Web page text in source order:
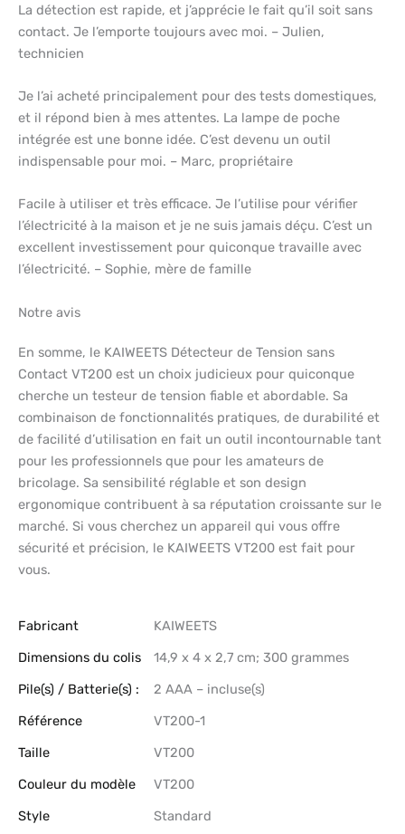
La détection est rapide, et j’apprécie le fait qu’il soit sans
contact. Je l’emporte toujours avec moi. – Julien,
technicien
Je l’ai acheté principalement pour des tests domestiques,
et il répond bien à mes attentes. La lampe de poche
intégrée est une bonne idée. C’est devenu un outil
indispensable pour moi. – Marc, propriétaire
Facile à utiliser et très efficace. Je l’utilise pour vérifier
l’électricité à la maison et je ne suis jamais déçu. C’est un
excellent investissement pour quiconque travaille avec
l’électricité. – Sophie, mère de famille
Notre avis
En somme, le KAIWEETS Détecteur de Tension sans
Contact VT200 est un choix judicieux pour quiconque
cherche un testeur de tension fiable et abordable. Sa
combinaison de fonctionnalités pratiques, de durabilité et
de facilité d’utilisation en fait un outil incontournable tant
pour les professionnels que pour les amateurs de
bricolage. Sa sensibilité réglable et son design
ergonomique contribuent à sa réputation croissante sur le
marché. Si vous cherchez un appareil qui vous offre
sécurité et précision, le KAIWEETS VT200 est fait pour
vous.
Fabricant
‎KAIWEETS
Dimensions du colis
‎14,9 x 4 x 2,7 cm; 300 grammes
Pile(s) / Batterie(s) :
‎2 AAA – incluse(s)
Référence
‎VT200-1
Taille
‎VT200
Couleur du modèle
‎VT200
Style
‎Standard